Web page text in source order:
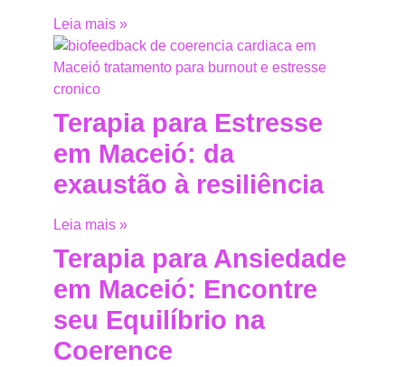
Leia mais »
Terapia para Estresse
em Maceió: da
exaustão à resiliência
Leia mais »
Terapia para Ansiedade
em Maceió: Encontre
seu Equilíbrio na
Coerence